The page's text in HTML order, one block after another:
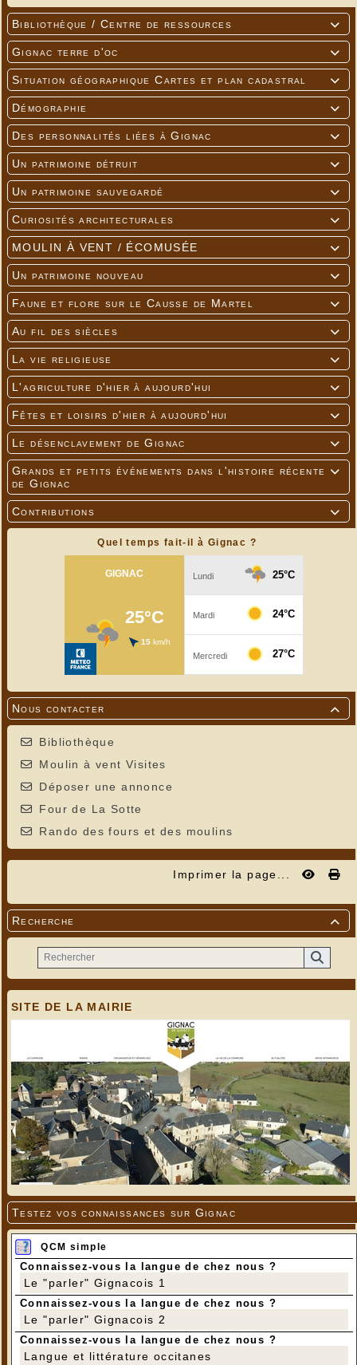

Bibliothèque / Centre de ressources

Gignac terre d'oc

Situation géographique Cartes et plan cadastral

Démographie

Des personnalités liées à Gignac

Un patrimoine détruit

Un patrimoine sauvegardé

Curiosités architecturales

MOULIN À VENT / ÉCOMUSÉE

Un patrimoine nouveau

Faune et flore sur le Causse de Martel

Au fil des siècles

La vie religieuse

L'agriculture d'hier à aujourd'hui

Fêtes et loisirs d'hier à aujourd'hui

Le désenclavement de Gignac

Grands et petits événements dans l'histoire récente
de Gignac

Contributions
Quel temps fait-il à Gignac ?

Nous contacter
Bibliothèque
Moulin à vent Visites
Déposer une annonce
Four de La Sotte
Rando des fours et des moulins
Imprimer la page...

Recherche
SITE DE LA MAIRIE
Testez vos connaissances sur Gignac
QCM simple
Connaissez-vous la langue de chez nous ?
Le "parler" Gignacois 1
Connaissez-vous la langue de chez nous ?
Le "parler" Gignacois 2
Connaissez-vous la langue de chez nous ?
Langue et littérature occitanes